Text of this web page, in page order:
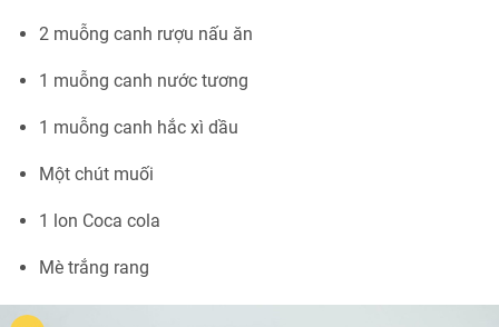
2 muỗng canh rượu nấu ăn
1 muỗng canh nước tương
1 muỗng canh hắc xì dầu
Một chút muối
1 lon Coca cola
Mè trắng rang